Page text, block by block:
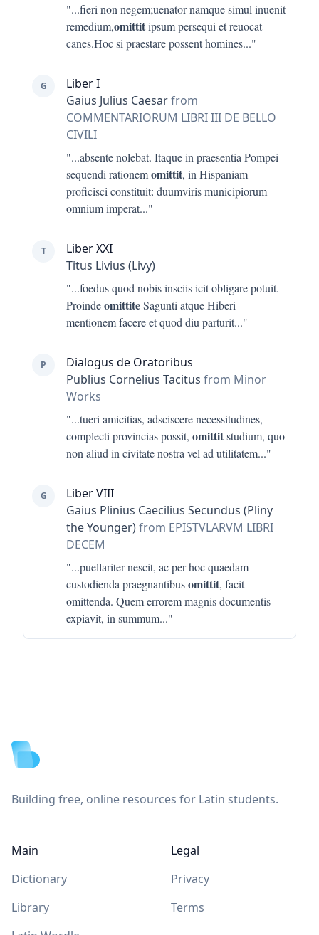
"...fieri non negem;uenator namque simul inuenit
remedium,omittitipsum persequi et reuocat
canes.Hoc si praestare possent homines..."
G
Liber I
Gaius Julius Caesarfrom
COMMENTARIORUM LIBRI III DE BELLO
CIVILI
"...absente nolebat. Itaque in praesentia Pompei
sequendi rationemomittit, in Hispaniam
proficisci constituit: duumviris municipiorum
omnium imperat..."
T
Liber XXI
Titus Livius (Livy)
"...foedus quod nobis insciis icit obligare potuit.
ProindeomittiteSagunti atque Hiberi
mentionem facere et quod diu parturit..."
P
Dialogus de Oratoribus
Publius Cornelius Tacitus from Minor
Works
"...tueri amicitias, adsciscere necessitudines,
complecti provincias possit, omittitstudium, quo
non aliud in civitate nostra vel ad utilitatem..."
G
Liber VIII
Gaius Plinius Caecilius Secundus (Pliny
the Younger)from EPISTVLARVM LIBRI
DECEM
"...puellariter nescit, ac per hoc quaedam
custodienda praegnantibusomittit, facit
omittenda. Quem errorem magnis documentis
expiavit, in summum..."
Building free, online resources for Latin students.
Main
Dictionary
Library
Legal
Privacy
Terms